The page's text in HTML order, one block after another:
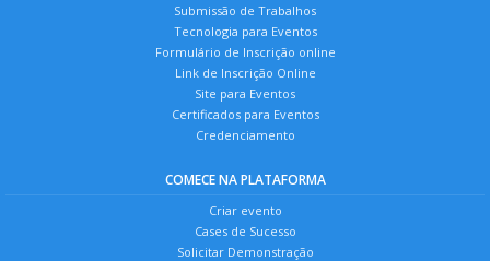
Submissão de Trabalhos
Tecnologia para Eventos
Formulário de Inscrição online
Link de Inscrição Online
Site para Eventos
Certificados para Eventos
Credenciamento
COMECE NA PLATAFORMA
Criar evento
Cases de Sucesso
Solicitar Demonstração